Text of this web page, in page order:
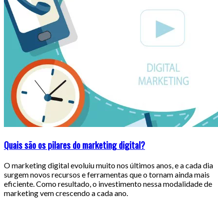
Quais são os pilares do marketing digital?
O marketing digital evoluiu muito nos últimos anos, e a cada dia
surgem novos recursos e ferramentas que o tornam ainda mais
eficiente. Como resultado, o investimento nessa modalidade de
marketing vem crescendo a cada ano.